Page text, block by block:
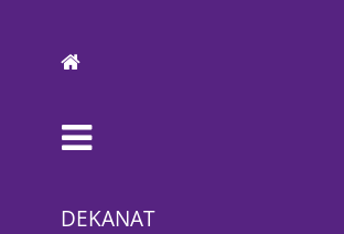
DEKANAT